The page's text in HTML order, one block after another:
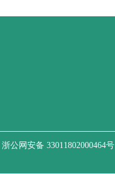
浙公网安备 33011802000464号